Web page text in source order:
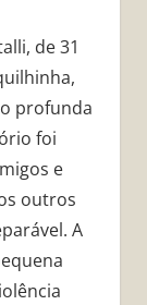
de 31
profunda
foi
e
outros
A